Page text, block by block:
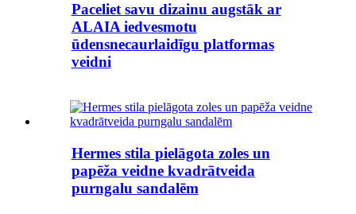
Paceliet savu dizainu augstāk ar
ALAIA iedvesmotu
ūdensnecaurlaidīgu platformas
veidni
Hermes stila pielāgota zoles un
papēža veidne kvadrātveida
purngalu sandalēm